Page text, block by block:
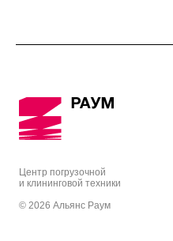
Центр погрузочной
и клининговой техники
© 2026 Альянс Раум